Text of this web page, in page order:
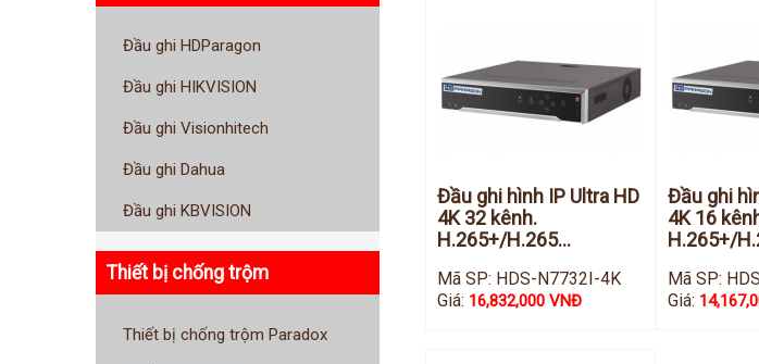
Đầu ghi HDParagon
Đầu ghi HIKVISION
Đầu ghi Visionhitech
Đầu ghi Dahua
Đầu ghi KBVISION
Thiết bị chống trộm
Thiết bị chống trộm Paradox
Đầu ghi hình IP Ultra HD
4K 32 kênh.
H.265+/H.265...
Mã SP: HDS-N7732I-4K
Giá: 16,832,000 VNĐ
Đầu ghi
4K 16
H.265+/
Mã SP:
Giá: